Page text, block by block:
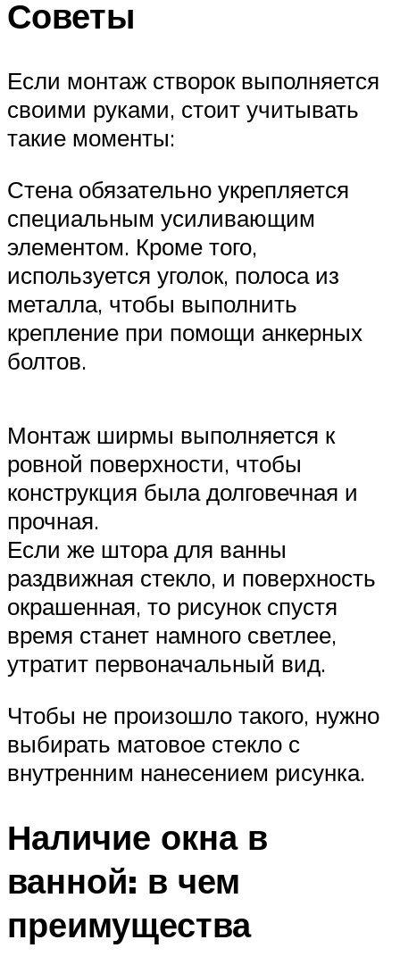
Советы
Если монтаж створок выполняется
своими руками, стоит учитывать
такие моменты:
Стена обязательно укрепляется
специальным усиливающим
элементом. Кроме того,
используется уголок, полоса из
металла, чтобы выполнить
крепление при помощи анкерных
болтов.
Монтаж ширмы выполняется к
ровной поверхности, чтобы
конструкция была долговечная и
прочная.
Если же штора для ванны
раздвижная стекло, и поверхность
окрашенная, то рисунок спустя
время станет намного светлее,
утратит первоначальный вид.
Чтобы не произошло такого, нужно
выбирать матовое стекло с
внутренним нанесением рисунка.
Наличие окна в
ванной: в чем
преимущества